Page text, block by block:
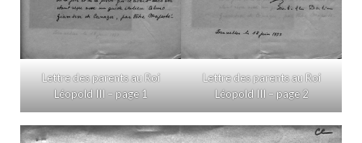
Lettre des parents au Roi
Léopold III – page 1
Lettre des parents au Roi
Léopold III – page 2